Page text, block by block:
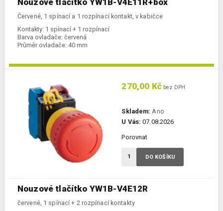
Červené, 1 spínací a 1 rozpínací kontakt, v kabičce
Kontakty: 1 spínací + 1 rozpínací
Barva ovladače: červená
Průměr ovladače: 40 mm
Nouzové tlačítko YW1B-V4E12R
červené, 1 spínací + 2 rozpínací kontakty
270,00 Kč bez DPH
Skladem: Ano
U Vás: 07.08.2026
Porovnat
DO KOŠÍKU